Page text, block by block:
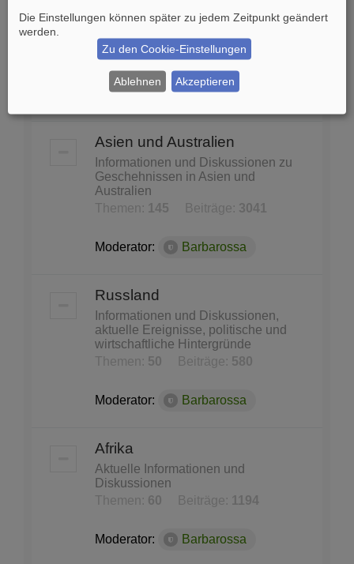
United Nations, Nato, WHO, Unicef,
Unesco...
Themen:87Beiträge:1140
Moderator: Barbarossa
Asien und Australien
Informationen und Diskussionen zu
Geschehnissen in Asien und
Australien
Themen:
145 Beiträge: 3041
Moderator: Barbarossa
Russland
Informationen und Diskussionen,
aktuelle Ereignisse, politische und
wirtschaftliche Hintergründe
Themen: 50 Beiträge: 580
Moderator: Barbarossa
Afrika
Aktuelle Informationen und
Diskussionen
Themen: 60 Beiträge: 1194
Moderator: Barbarossa
Die Einstellungen können später zu jedem Zeitpunkt geändert
werden.
Zu den Cookie-Einstellungen
Ablehnen Akzeptieren